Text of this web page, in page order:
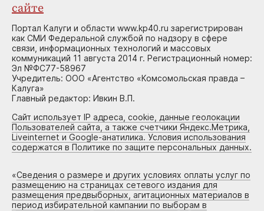
сайте
Портал Калуги и области www.kp40.ru зарегистрирован
как СМИ Федеральной службой по надзору в сфере
связи, информационных технологий и массовых
коммуникаций 11 августа 2014 г. Регистрационный номер:
Эл №ФС77-58967
Учредитель: ООО «Агентство «Комсомольская правда –
Калуга»
Главный редактор: Ивкин В.П.
Сайт использует IP адреса, cookie, данные геолокации
Пользователей сайта, а также счетчики Яндекс.Метрика,
Liveinternet и Google-анатилика. Условия использования
содержатся в Политике по защите персональных данных.
«Сведения о размере и других условиях оплаты услуг по
размещению на страницах сетевого издания для
размещения предвыборных, агитационных материалов в
период избирательной кампании по выборам в